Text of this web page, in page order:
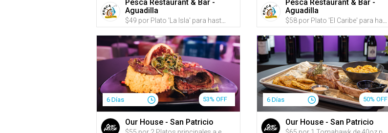
Pesca Restaurant & Bar -
Aguadilla
Pesca Restaurant & Bar -
Aguadilla
6 Días 53% OFF
Our House - San Patricio
6 Días 50% OFF
Our House - San Patricio